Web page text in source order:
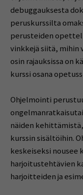
debuggauksesta
peruskurssilta
perusteiden
vinkkejä siitä, mihin
osin rajauksissa on
kurssi osana
Ohjelmointi
näiden
kurssin sisältöihin.
keskeiseksi nousee
harjoitustehtävien
harjoitteiden ja